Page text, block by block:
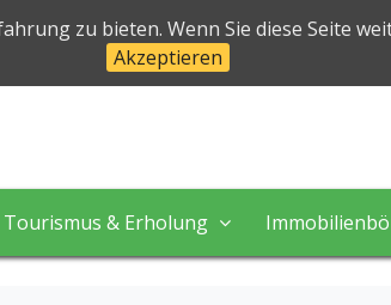
zu bieten. Wenn Sie diese Seite
Akzeptieren
Natur!
Tourismus & Erholung